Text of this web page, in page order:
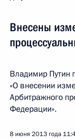
Внесены
Владимир Путин
«О внесении
Арбитражного
Федерации».
8 июня 2013 года